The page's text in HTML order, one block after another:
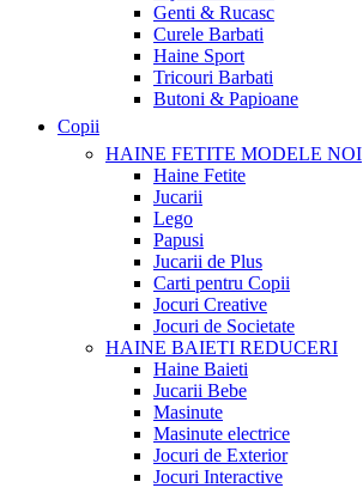
Genti & Rucasc
Curele Barbati
Haine Sport
Tricouri Barbati
Butoni & Papioane
Copii
HAINE FETITE MODELE NOI
Haine Fetite
Jucarii
Lego
Papusi
Jucarii de Plus
Carti pentru Copii
Jocuri Creative
Jocuri de Societate
HAINE BAIETI REDUCERI
Haine Baieti
Jucarii Bebe
Masinute
Masinute electrice
Jocuri de Exterior
Jocuri Interactive